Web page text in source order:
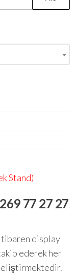
Stand)
77 27 27
display
ederek her